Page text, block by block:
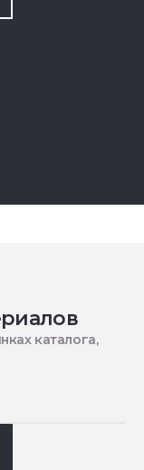
каталога,